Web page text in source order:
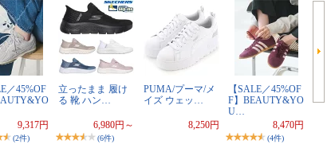
／45%OF
9,317円
(2件)
立ったまま 履け
る 靴 ハン…
6,980円～
(6件)
PUMA/プーマ/メ
イズ ウェッ…
8,250円
【SALE／45%OF
F】BEAUTY&YO
U…
8,470円
(4件)